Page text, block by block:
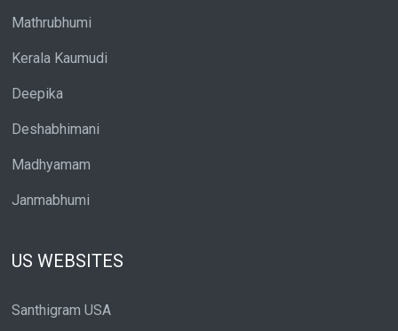
Mathrubhumi
Kerala Kaumudi
Deepika
Deshabhimani
Madhyamam
Janmabhumi
US WEBSITES
Santhigram USA